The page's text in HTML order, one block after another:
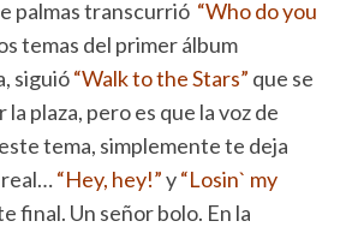
palmas transcurrió “Who do you
temas del primer álbum
siguió“Walk to the Stars” que se
plaza, pero es que la voz de
tema, simplemente te deja
real…“Hey, hey!”y“Losin` my
final. Un señor bolo. En la